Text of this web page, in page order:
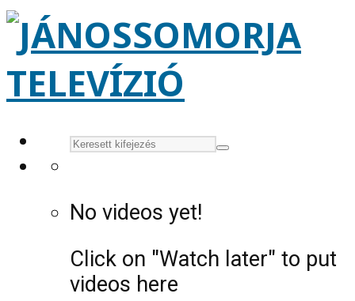
No videos yet!
Click on "Watch later" to put
videos here